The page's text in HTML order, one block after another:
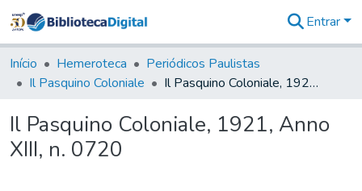
&
Coleções
Tudo na
Digital
Entrar
Início Hemeroteca
Periódicos Paulistas
Il Pasquino Coloniale
Il Pasquino Coloniale, 1921, Anno XIII, n. 0720
Il Pasquino Coloniale, 1921, Anno
XIII, n. 0720